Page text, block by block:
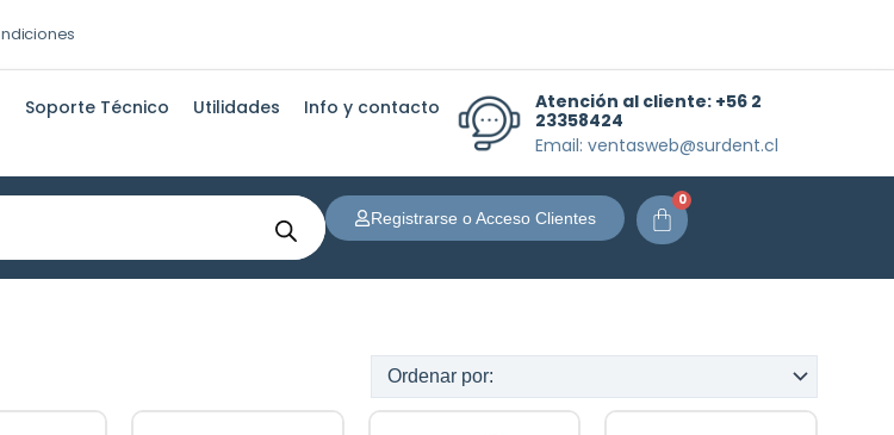
Soporte Técnico Utilidades Info y contacto Atención al cliente: +56 2
23358424
Email: ventasweb@surdent.cl
Registrarse o Acceso Clientes
0
Carrito